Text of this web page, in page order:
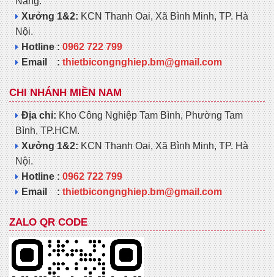
Xưởng 1&2:KCN Thanh Oai, Xã Bình Minh, TP. Hà
Nội.
Hotline :0962 722 799
Email :thietbicongnghiep.bm@gmail.com
CHI NHÁNH MIỀN NAM
Địa chỉ:Kho Công Nghiệp Tam Bình, Phường Tam
Bình, TP.HCM.
Xưởng 1&2:KCN Thanh Oai, Xã Bình Minh, TP. Hà
Nội.
Hotline :0962 722 799
Email :thietbicongnghiep.bm@gmail.com
ZALO QR CODE